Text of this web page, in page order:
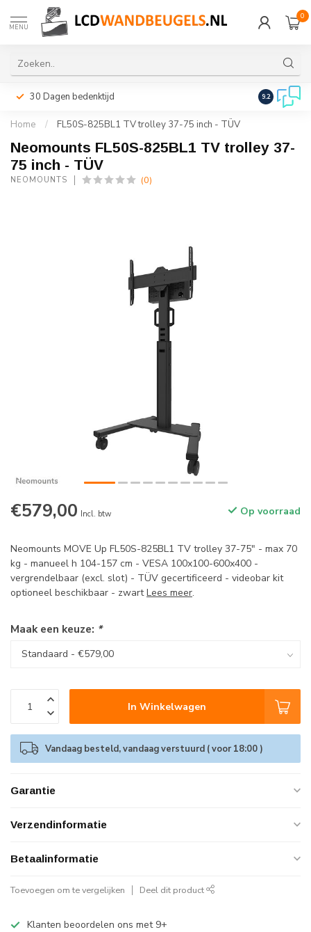
MENU
0
30 Dagen bedenktijd Snelle
9.2
Home / FL50S-825BL1 TV trolley 37-75 inch - TÜV
Neomounts FL50S-825BL1 TV trolley 37-
75 inch - TÜV
NEOMOUNTS (0)
€579,00 Incl. btw Op voorraad
Neomounts MOVE Up FL50S-825BL1 TV trolley 37-75" - max 70
kg - manueel h 104-157 cm - VESA 100x100-600x400 -
vergrendelbaar (excl. slot) - TÜV gecertificeerd - videobar kit
optioneel beschikbaar - zwartLees meer.
Maak een keuze: *
In Winkelwagen
Vandaag besteld, vandaag verstuurd ( voor 18:00 )
Garantie
Verzendinformatie
Betaalinformatie
Toevoegen om te vergelijken Deel dit product
Klanten beoordelen ons met 9+